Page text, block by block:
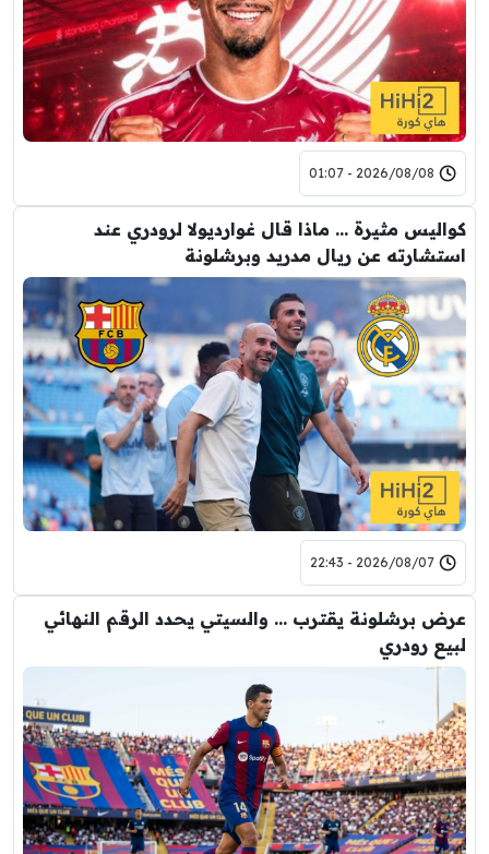
2026/08/08 - 01:07
كواليس مثيرة … ماذا قال غوارديولا لرودري عند
استشارته عن ريال مدريد وبرشلونة
2026/08/07 - 22:43
عرض برشلونة يقترب … والسيتي يحدد الرقم النهائي
لبيع رودري